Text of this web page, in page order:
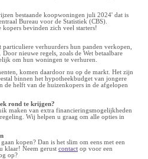
bestaande koopwoningen juli 2024' dat is
Bureau voor de Statistiek (CBS).
bevinden zich veel starters!
verhuurders hun panden verkopen,
nieuwe regels, zoals de Wet betaalbare
om hun woningen te verhuren.
komen daardoor nu op de markt. Het zijn
binnen het hypotheekbudget van jongere
de helft van de huizenkopers in de afgelopen
rond te krijgen?
maken van extra financieringsmogelijkheden
Wij helpen u graag om alle opties in
kopen? Dan is het slim om eens met een
klaar! Neem gerust contact op voor een
op?